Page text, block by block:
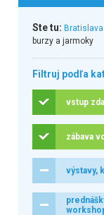
Ste tu: Bratislava
burzy a jarmoky
Filtruj podľa
vstup
zábava
výstavy,